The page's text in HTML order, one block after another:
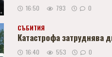
16:50 793 0
СЪБИТИЯ
Катастрофа затруднява
16:40 553 0